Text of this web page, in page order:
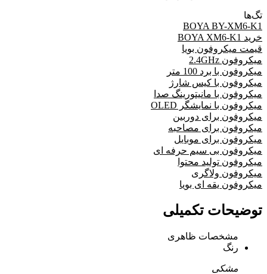
تگ‌ها
BOYA BY-XM6-K1
خرید BOYA XM6-K1
قیمت میکروفون بویا
میکروفون 2.4GHz
میکروفون با برد 100 متر
میکروفون با کیس شارژ
میکروفون با مانیتورینگ صدا
میکروفون با نمایشگر OLED
میکروفون برای دوربین
میکروفون برای مصاحبه
میکروفون برای موبایل
میکروفون بی سیم حرفه ای
میکروفون تولید محتوا
میکروفون ولاگری
میکروفون یقه ای بویا
توضیحات تکمیلی
مشخصات ظاهری
رنگ
مشکی